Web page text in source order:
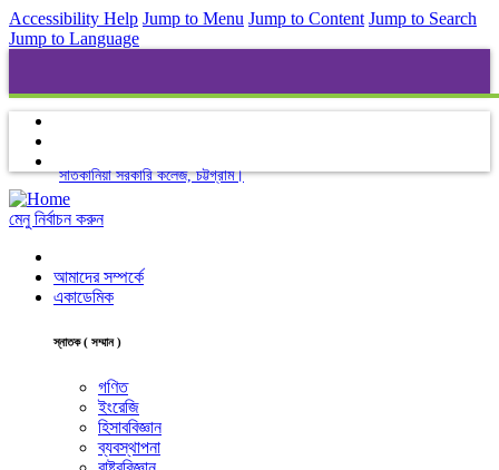
Accessibility Help Jump to Menu Jump to Content Jump to Search
Jump to Language
সাতকানিয়া সরকারি কলেজ, চট্টগ্রাম।
মেনু নির্বাচন করুন
আমাদের সম্পর্কে
একাডেমিক
স্নাতক ( সম্মান )
গণিত
ইংরেজি
হিসাববিজ্ঞান
ব্যবস্থাপনা